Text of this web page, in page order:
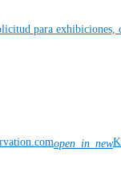
para exhibiciones,
open_in_new